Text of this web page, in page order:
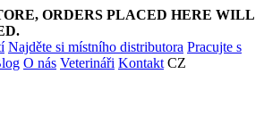
ORDERS PLACED HERE WILL
Najděte si místního distributora Pracujte s
O nás Veterináři Kontakt CZ